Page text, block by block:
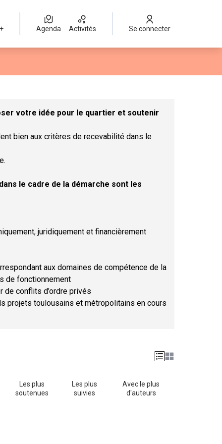
Agenda Activités Se connecter
votre idée pour le quartier et soutenir
bien aux critères de recevabilité dans le
le cadre de la démarche sont les
juridiquement et financièrement
aux domaines de compétence de la
de fonctionnement
de conflits d’ordre privés
projets toulousains et métropolitains en cours
Les plus
soutenues
Les plus
suivies
Avec le plus
d'auteurs